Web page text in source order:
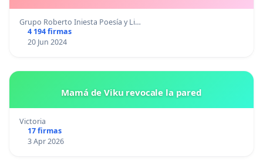
Grupo Roberto Iniesta Poesía y Li…
4 194 firmas
20 Jun 2024
Mamá de Viku revocale la pared
Victoria
17 firmas
3 Apr 2026